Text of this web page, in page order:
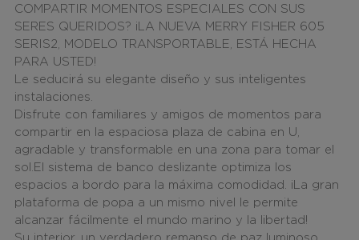
COMPARTIR MOMENTOS ESPECIALES CON SUS
SERES QUERIDOS? ¡LA NUEVA MERRY FISHER 605
SERIS2, MODELO TRANSPORTABLE, ESTÁ HECHA
PARA USTED!
Le seducirá su elegante diseño y sus inteligentes
instalaciones.
Disfrute con familiares y amigos de momentos para
compartir en la espaciosa plaza de cabina en U,
agradable y transformable en una zona para tomar el
sol. El sistema de banco deslizante optimiza los
espacios a bordo para la máxima comodidad. ¡La gran
plataforma de popa a un mismo nivel le permite
alcanzar fácilmente el mundo marino y la libertad!